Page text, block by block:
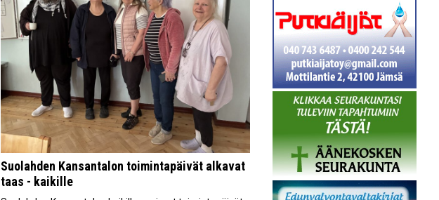
Suolahden Kansantalon toimintapäivät alkavat
taas - kaikille